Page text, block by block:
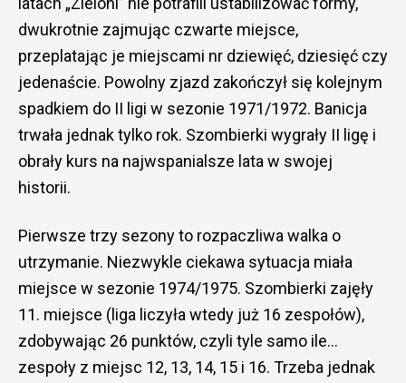
dwukrotnie zajmując czwarte miejsce,
przeplatając je miejscami nr dziewięć, dziesięć czy
jedenaście. Powolny zjazd zakończył się kolejnym
spadkiem do II ligi w sezonie 1971/1972. Banicja
trwała jednak tylko rok. Szombierki wygrały II ligę i
obrały kurs na najwspanialsze lata w swojej
historii.
Pierwsze trzy sezony to rozpaczliwa walka o
utrzymanie. Niezwykle ciekawa sytuacja miała
miejsce w sezonie 1974/1975. Szombierki zajęły
11. miejsce (liga liczyła wtedy już 16 zespołów),
zdobywając 26 punktów, czyli tyle samo ile…
zespoły z miejsc 12, 13, 14, 15 i 16. Trzeba jednak